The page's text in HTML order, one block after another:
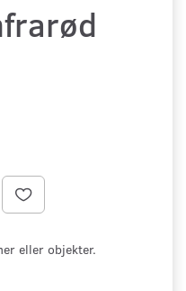
eller objekter.